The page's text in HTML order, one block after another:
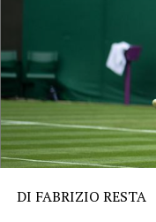
DI FABRIZIO RESTA